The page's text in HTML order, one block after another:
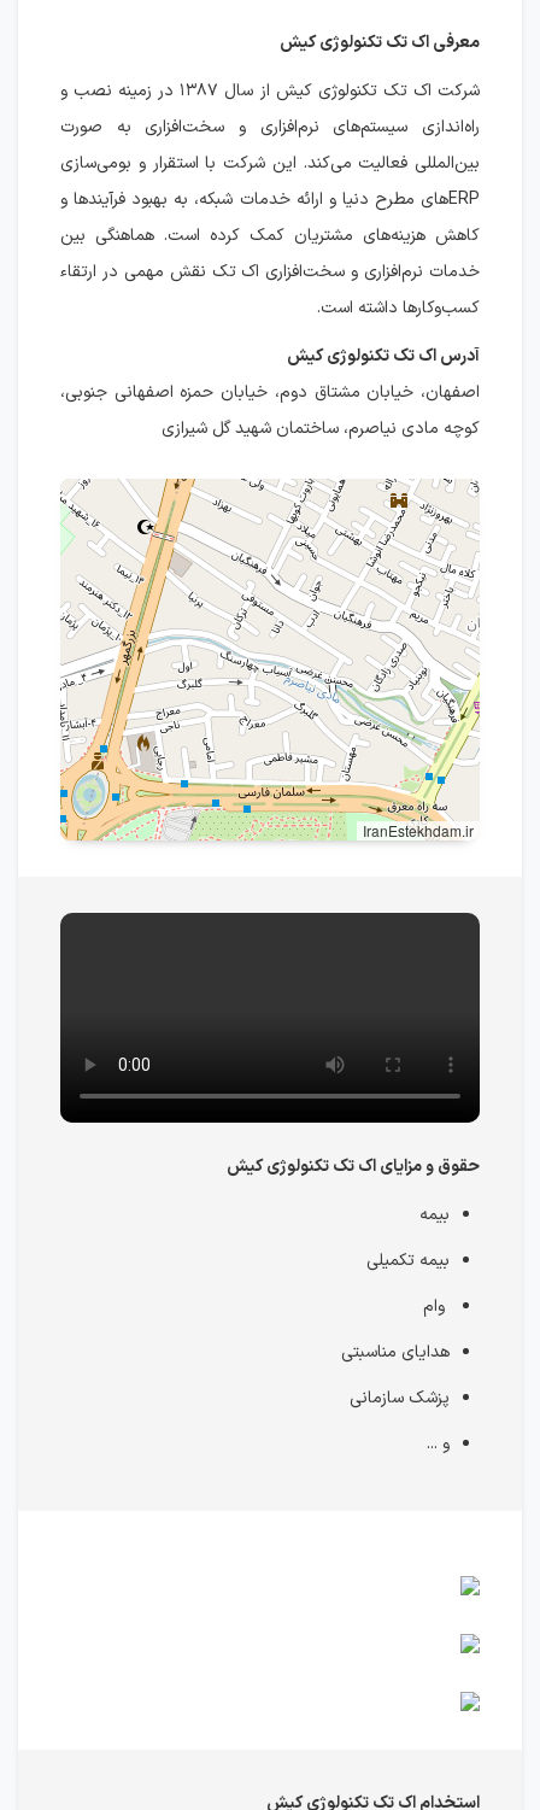
معرفی اک تک تکنولوژی کیش
شرکت اک تک تکنولوژی کیش از سال ۱۳۸۷ در زمینه نصب و
راه‌اندازی سیستم‌های نرم‌افزاری و سخت‌افزاری به صورت
بین‌المللی فعالیت می‌کند. این شرکت با استقرار و بومی‌سازی
ERPهای مطرح دنیا و ارائه خدمات شبکه، به بهبود فرآیندها و
کاهش هزینه‌های مشتریان کمک کرده است. هماهنگی بین
خدمات نرم‌افزاری و سخت‌افزاری اک تک نقش مهمی در ارتقاء
کسب‌وکارها داشته است.
آدرس اک تک تکنولوژی کیش
اصفهان، خیابان مشتاق دوم، خیابان حمزه اصفهانی جنوبی،
کوچه مادی نیاصرم، ساختمان شهید گل شیرازی
IranEstekhdam.ir
حقوق و مزایای اک تک تکنولوژی کیش
بیمه
بیمه تکمیلی
وام
هدایای مناسبتی
پزشک سازمانی
و ...
استخدام اک تک تکنولوژی کیش